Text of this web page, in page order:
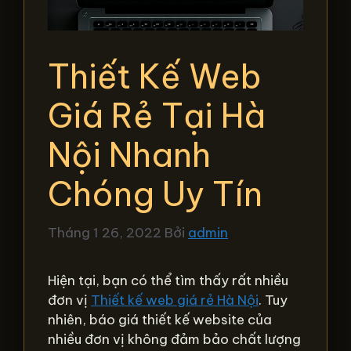
Thiết Kế Web
Giá Rẻ Tại Hà
Nội Nhanh
Chóng Uy Tín
Tháng 1 26, 2022 Bởi admin
Hiện tại, bạn có thể tìm thấy rất nhiều
đơn vị Thiết kế web giá rẻ Hà Nội. Tuy
nhiên, báo giá thiết kế website của
nhiều đơn vị không đảm bảo chất lượng